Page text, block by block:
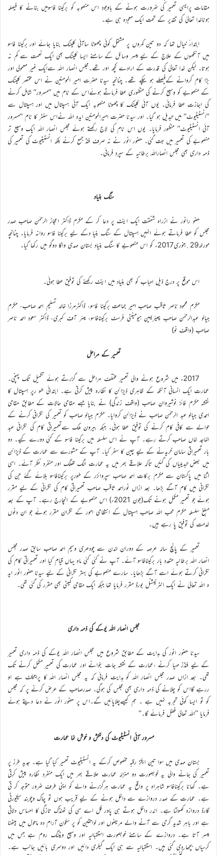
مقامات پرایسی تعمیر کی ضرورت ہونے کے باوجود اس منصوبہ کو برکینا فاسومیں بنانے کا فیصلہ
ہوناخدا تعالیٰ کی تقدیر کے تحت ایک معجزہ ہی ہے۔
ابتداءً خیال تھا کہ دو تین کمروں پر مشتمل کوئی چھوٹا ساآئی کلینک بنایا جائے اور برکینا فاسو
میں آنکھوں کے علاج کے لیے میسر وسائل کے سامنے ایسا کلینک بھی ایک نعمت سے کم نہ
ہوتا۔ لیکن خدا تعالیٰ کی قدرت کے ارادے کچھ اور تھے۔مجلس انصار اللہ سےایک غیر معمولی اور
بڑا کام کروانے کےفیصلے ہو چکے تھے۔ چنانچہ سیدنا حضرت امیر المومنین نے اس مختصر کلینک
کے منصوبے کو وسیع کرنے کی منظوری عطا فرماتے ہوئےاس کے نام میں ’’مسرور‘‘ شامل کرنے
کی اجازت عطا فرمائی۔ یوں آئی کلینک کا چھوٹا منصوبہ ایک آئی ہسپتال میں اور ہسپتال سے
’’انسٹیٹیوٹ‘‘ میں تبدیل ہو گیا۔ اور سیدنا حضرت امیرالمومنین ایدہ اللہ نےاس سنٹر کا نام ’’مسرور
آئی انسٹیٹیوٹ‘‘ منظور فرمایا۔ یوں اس نام کی لاج رکھتے ہوئے مجلس انصار اللہ ایک وسیع تر
منصوبے کی تعمیر میں جت گئی۔ حضور انور نے نہ صرف فنڈ جمع کرنے بلکہ انسٹیٹیوٹ کی تعمیر کی
ذمہ داری بھی مجلس انصاراللہ برطانیہ کے سپرد فرمائی۔
سنگ بنیاد
حضو رانور نے ازراہ شفقت ایک اینٹ پر دعا کر کے مکرم ڈاکٹر اعجاز الرحمٰن صاحب صدر
مجلس کو عطا فرماتے ہوئے انہیں ہسپتال کے سنگ بنیا دکے لیے برکینا فاسو روانہ فرمایا۔ چنانچہ
مورخہ29؍جنوری2017ء کو اس منصوبے کا سنگ بنیاد بستان مہدی واگا دوگو میں رکھا گیا۔
اس موقع پر درج ذیل احباب کو بھی بنیاد میں اینٹ رکھنے کی توفیق عطا ہوئی۔
مکرم محمود ناصر ثاقب صاحب امیر جماعت برکینا فاسو، ڈاکٹرمرزا خالد تسلیم احمد صاحب، مکرم
جیالو عبدالرحمٰن صاحب چیئریمین ہیومینٹی فرسٹ برکینافاسو، میئر آف کبری، ڈاکٹر سعود احمد ناصر
صاحب (واقف نو)
تعمیر کے مراحل
2017ء میں شروع ہونے والی تعمیر مختلف مراحل سے گزرتے ہوئے تکمیل تک پہنچی۔
عمارت ایک انسانی آنکھ کے ظاہری ذیزائن کا نظارہ پیش کرتی ہے۔ ابتدائی طو رپر ہسپتال کا
نقشہ مکرم فائز نوشیروان صاحب (واقف زندگی) نے بنایا جسے مقامی حالات کے مطابق مقامی
احمدی جیالو عبد الرحمٰن صاحب نے ڈیزائن کروایا۔ مکرم جیالو صاحب کو تعمیر کی نگرانی کرنے کے
حوالے سے کافی کام کرنے کی توفیق عطا ہوئی۔ جبکہ بیرون ملک سےتعمیراتی کام کی نگرانی عبد
الماجد خاں صاحب کرتے رہے۔ آپ نے اس سلسلہ میں برکینا فاسو کے کئی دورے کیے۔ دو
بار تعمیراتی سامان خریدنے کے لیے چین کا سفر کیا۔ آپ کے مشورے سے عمارت کے ڈیزائن
میں بعض تبدیلیاں کی گئیں تاکہ علاقے بھر میں یہ عمارت الگ تھلگ اور منفرد نظر آئے۔ اسی
اثنا میں پاکستان سے مکرم برکات احمد صاحب سپروائزر کے طورپر برکینافاسو بلائے گئے جن کی
نگرانی میں کام آگے بڑھا۔ بعد ازاں نوراحمد ثاقب صاحب تعمیراتی کام کی نگرانی کے لیے مقرر
ہوئے جو تعمیر مکمل ہونے تک(جون 2021ء) اس منصوبے کے انچارج رہے۔ آپ کے بعد
مبلغ سلسلہ مکرم محب اللہ صاحب ہسپتال کے انتظامی امور کے نگران مقرر ہوئے جو ان دنوں
خدمت کی توفیق پا رہے ہیں۔
تعمیر کے پانچ سالہ عرصہ کے دوران لندن سے چودھری وسیم احمد صاحب سابق صدر مجلس
انصار اللہ برطانیہ متعدد بار برکینافاسو آئے۔ آپ نے کئی کئی ماہ یہاں قیام کیا اور تعمیراتی کام کی
نگرانی کرتے ہوئے اسے آگے بڑھایا۔ سارے منصوبے کی بہتر نگرانی کے لیے سیدنا حضور انور اید
ہ اللہ تعالیٰ نے ایک انٹرنیشنل بورڈ مقرر فرمایا تھا جبکہ ایک مقامی کمیٹی بھی مقرر کی گئی تھی۔
مجلس انصار اللہ یوکے کی ذمہ داری
سیدنا حضور انور کی ہدایت کے مطابق شروع میں مجلس انصار اللہ یوکے کی ذمہ داری تعمیر
کے لیے فنڈز مہیا کرنے ،عمارت کے نقشہ جات بنوانے اور عمارت کی تعمیر مکمل کرنے تک
تھی۔ بعد ازاں صدر مجلس انصار اللہ کو ہدایت فرمائی کہ یہ مجلس انصار اللہ کا پراجیکٹ ہے او
ررہے گااس کو چلانے کی ذمہ داری بھی مجلس کی ہوگی۔ صدرصاحب کے عرض کرنے پر کہ مجلس
کو تو ایسا کوئی تجربہ نہیں ہے ۔ ہم کیسےچلاپائیں گے۔اس پر حضور انور نے دعا دیتے ہوئے
فرمایا ’’اللہ تعالیٰ فضل فرمائے گا۔‘‘
مسرور آئی انسٹیٹیوٹ کی دلکش و خوش نما عمارت
بستان مہدی میں سوا تین ایکڑ رقبہ مخصوص کرکے یہ انسٹیٹیوٹ تعمیر کیا گیا ہے۔ جدید طرز پر
تعمیر کی جانے والی یہ خوبصورت دو منزلہ عمارت علاقے بھر میں ایک منفرد نظارہ پیش کرتی
ہے۔ گھانا برکینافاسو شاہراہ پر واقع یہ عمارت ہرگزرنے والے کو اپنی طرف ضرور متوجہ کر تی
ہے۔ عمارت کے صدر دروازے سے داخل ہونے کے لیے قریب ہوں تو چاک وچوبند سیکیورٹی
گارڈ دروازہ کھولتا ہے۔ اندر داخل ہوتے ہی پاور فل اے سی کی ٹھنڈک تازگی کا احساس دلاتی
ہے اور باہر شدید گرمی سے آنے والے مریضوں اور لواحقین کو پر سکون آرام دہ ماحول میں بیٹھنا
میسر آتا ہے۔ دروازے کے سامنے خوبصورت استقبالیہ اور وسیع ویٹنگ روم ہے جس میں
کرسیاں بچھا دی گئی ہیں۔ استقبالیہ سے ہی ایک گیلری دائیں اور دوسری بائیں جانب ہے۔